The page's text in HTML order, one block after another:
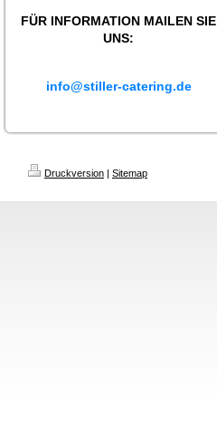
FÜR INFORMATION MAILEN SIE
UNS:
info@stiller-catering.de
Druckversion | Sitemap